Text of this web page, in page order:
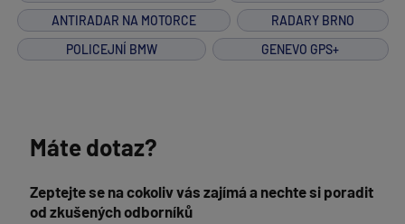
ANTIRADAR NA MOTORCE
RADARY BRNO
POLICEJNÍ BMW
GENEVO GPS+
Máte dotaz?
Zeptejte se na cokoliv vás zajímá a nechte si poradit
od zkušených odborníků